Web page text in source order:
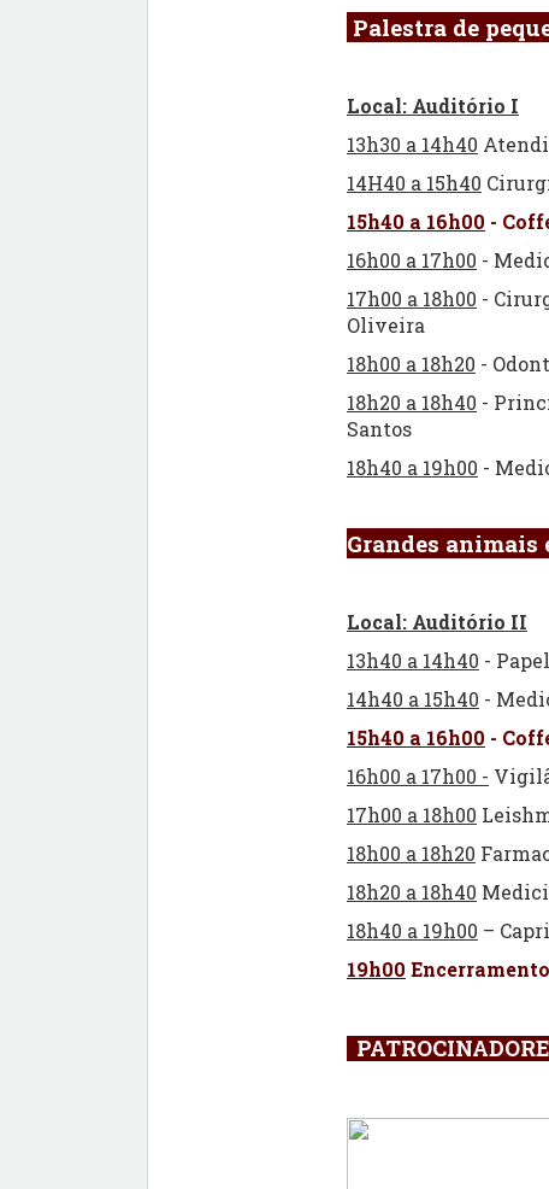
Palestra de
Local: Auditório I
13h30 a 14h40
14H40 a 15h40
15h40 a 16h00 -
16h00 a 17h00 -
17h00 a 18h00 -
Oliveira
18h00 a 18h20 -
18h20 a 18h40 -
Santos
18h40 a 19h00 -
Grandes animais
Local: Auditório II
13h40 a 14h40 -
14h40 a 15h40 -
15h40 a 16h00 -
16h00 a 17h00 -
17h00 a 18h00
18h00 a 18h20
18h20 a 18h40
18h40 a 19h00 –
19h00